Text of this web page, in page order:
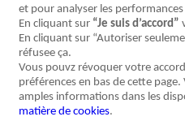
et pour analyser les
En cliquant sur “Je suis d’accord”
En cliquant sur “Autoriser
réfusee ça.
Vous pouvz révoquer votre
préférences en bas de cette
amples informations dans les
matière de cookies.